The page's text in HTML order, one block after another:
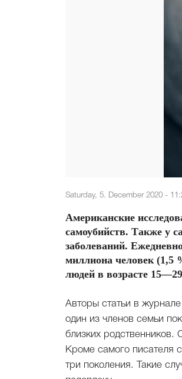
Saturday, 5. December 2020 -
Американские
самоубийств. Также у
заболеваний.
миллиона человек (1,5
людей в возрасте
Авторы статьи в журнале
один из членов семьи
близких родственников.
Кроме самого писателя
три поколения. Такие